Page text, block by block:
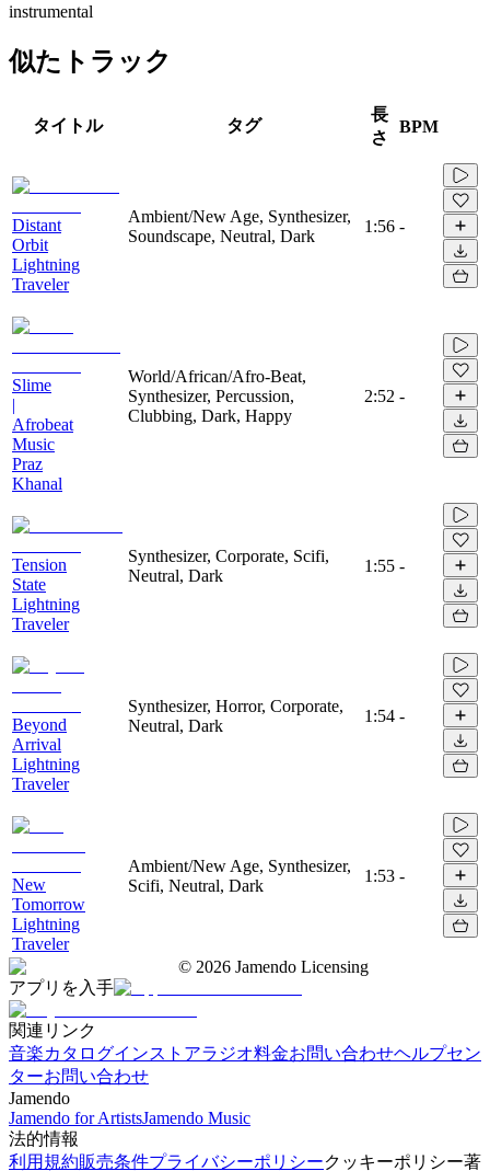
instrumental
似たトラック
タイトル タグ
長
さ
BPM
Distant
Orbit
Lightning
Traveler
Ambient/New Age, Synthesizer,
Soundscape, Neutral, Dark
1:56 -
Slime
|
Afrobeat
Music
Praz
Khanal
World/African/Afro-Beat,
Synthesizer, Percussion,
Clubbing, Dark, Happy
2:52 -
Tension
State
Lightning
Traveler
Synthesizer, Corporate, Scifi,
Neutral, Dark
1:55 -
Beyond
Arrival
Lightning
Traveler
Synthesizer, Horror, Corporate,
Neutral, Dark
1:54 -
New
Tomorrow
Lightning
Traveler
Ambient/New Age, Synthesizer,
Scifi, Neutral, Dark
1:53 -
© 2026 Jamendo Licensing
アプリを入手
関連リンク
音楽カタログインストアラジオ料金お問い合わせヘルプセン
ターお問い合わせ
Jamendo
Jamendo for ArtistsJamendo Music
法的情報
利用規約販売条件プライバシーポリシークッキーポリシー著